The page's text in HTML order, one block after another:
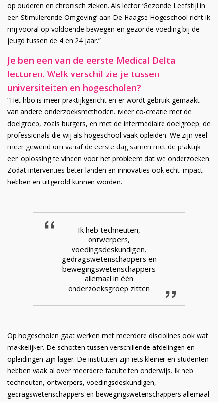
op ouderen en chronisch zieken. Als lector ‘Gezonde Leefstijl in
een Stimulerende Omgeving’ aan De Haagse Hogeschool richt ik
mij vooral op voldoende bewegen en gezonde voeding bij de
jeugd tussen de 4 en 24 jaar.”
Je ben een van de eerste Medical Delta
lectoren. Welk verschil zie je tussen
universiteiten en hogescholen?
“Het hbo is meer praktijkgericht en er wordt gebruik gemaakt
van andere onderzoeksmethoden. Meer co-creatie met de
doelgroep, zoals burgers, en met de intermediaire doelgroep, de
professionals die wij als hogeschool vaak opleiden. We zijn veel
meer gewend om vanaf de eerste dag samen met de praktijk
een oplossing te vinden voor het probleem dat we onderzoeken.
Zodat interventies beter landen en innovaties ook echt impact
hebben en uitgerold kunnen worden.
Ik heb techneuten,
ontwerpers,
voedingsdeskundigen,
gedragswetenschappers en
bewegingswetenschappers
allemaal in één
onderzoeksgroep zitten
Op hogescholen gaat werken met meerdere disciplines ook wat
makkelijker. De schotten tussen verschillende afdelingen en
opleidingen zijn lager. De instituten zijn iets kleiner en studenten
hebben vaak al over meerdere faculteiten onderwijs. Ik heb
techneuten, ontwerpers, voedingsdeskundigen,
gedragswetenschappers en bewegingswetenschappers allemaal